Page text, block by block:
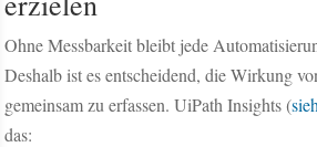
Ohne Messbarkeit bleibt jede
Deshalb ist es entscheidend, die Wirkung
gemeinsam zu erfassen. UiPath Insights (
das: